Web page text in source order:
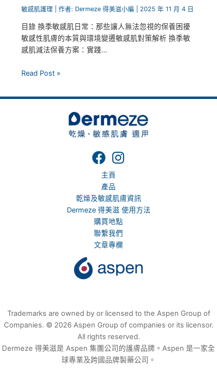
敏感肌護理 | 作者: Dermeze 得美滋小編 2025 年 11 月 4 日
目錄 換季敏感肌日常：那些讓人無法忽視的保養困擾
敏感性肌膚的本質與環境變遷敏感肌對策解析 換季敏
感肌減法保養方案：實踐...
Read Post »
主頁
產品
乾燥及敏感肌膚資訊
Dermeze 得美滋 使用方法
購買地點
聯繫我們
文章專欄
Trademarks are owned by or licensed to the Aspen Group of
Companies. © 2026 Aspen Group of companies or its licensor.
All rights reserved.
Dermeze 得美滋是 Aspen 集團公司的護膚品牌。Aspen 是一家全
球專業及跨國品牌製藥公司。